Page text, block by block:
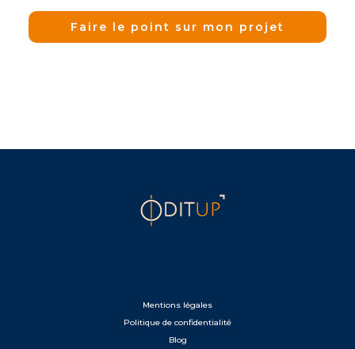
Faire le point sur mon projet
Mentions légales
Politique de confidentialité
Blog